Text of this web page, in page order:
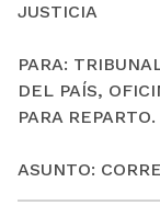
JUSTICIA
PARA:
DEL PAÍS,
PARA REPARTO.
ASUNTO: